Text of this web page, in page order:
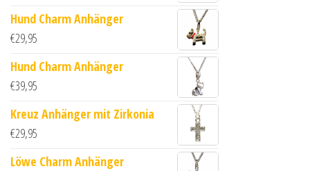
Hund Charm Anhänger
€29,95
Hund Charm Anhänger
€39,95
Kreuz Anhänger mit Zirkonia
€29,95
Löwe Charm Anhänger